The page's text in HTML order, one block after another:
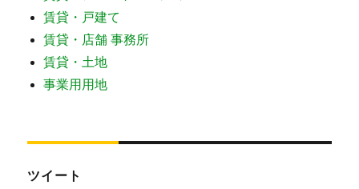
賃貸・戸建て
賃貸・店舗 事務所
賃貸・土地
事業用用地
ツイート